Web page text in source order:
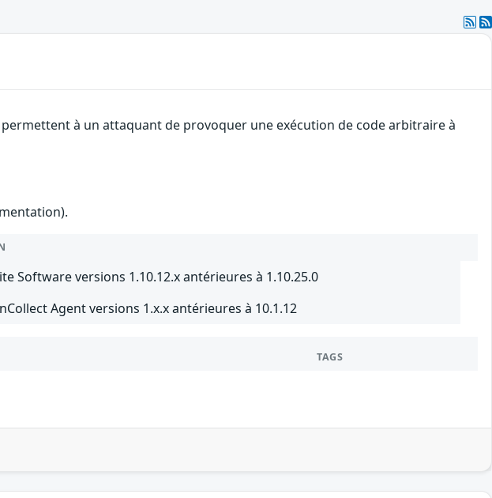
à un attaquant de provoquer une exécution de code arbitraire à
Software versions 1.10.12.x antérieures à 1.10.25.0
Agent versions 1.x.x antérieures à 10.1.12
TAGS